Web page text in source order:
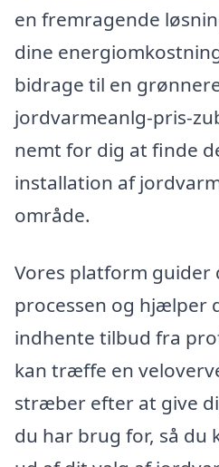
en fremragende
dine
bidrage til en
jordvarmeanlg-pris-
nemt for dig at finde
installation af
område.
Vores platform guider
processen og hjælper
indhente tilbud fra
kan træffe en
stræber efter at give
du har brug for, så du